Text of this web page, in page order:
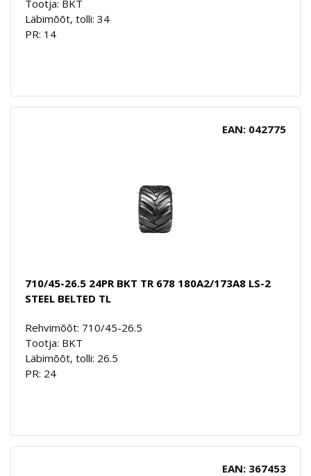
Tootja: BKT
Läbimõõt, tolli: 34
PR: 14
EAN: 042775
710/45-26.5 24PR BKT TR 678 180A2/173A8 LS-2
STEEL BELTED TL
Rehvimõõt: 710/45-26.5
Tootja: BKT
Läbimõõt, tolli: 26.5
PR: 24
EAN: 367453